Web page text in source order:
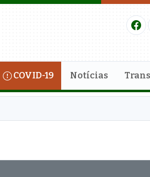
COVID-19 Notícias